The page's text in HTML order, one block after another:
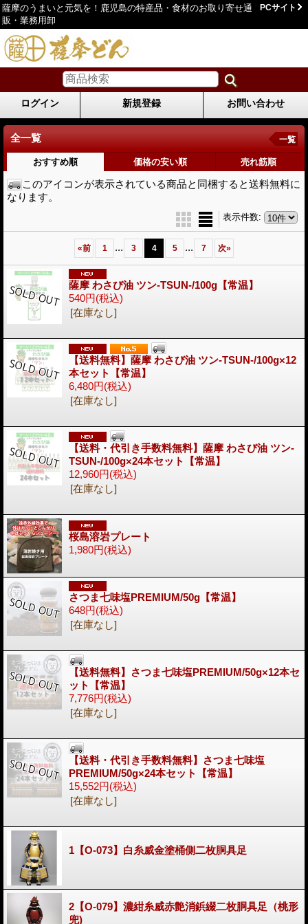
薩摩のうまいと元気を！鹿児島の特産品・食材のお取り寄せ通
販・業務用卸
PCサイト
ログイン 新規登録 お問い合わせ
全一覧 一覧
おすすめ順 価格の安い順 売れ筋順
このアイコンが表示されている商品と同梱すると送料無料に
なります。
表示件数:
«前 1 ... 3 4 5 ... 7 次»
薩摩 わさび油 ツン-TSUN-/100g【常温】
540円(税込)
[在庫なし]
【送料無料】薩摩 わさび油 ツン-TSUN-/100g×12
本セット【常温】
6,480円(税込)
[在庫なし]
【送料・代引き手数料無料】薩摩 わさび油 ツン-
TSUN-/100g×24本セット【常温】
12,960円(税込)
[在庫なし]
桜島溶岩プレート
1,980円(税込)
さつま七味塩PREMIUM/50g【常温】
648円(税込)
[在庫なし]
【送料無料】さつま七味塩PREMIUM/50g×12本セ
ット【常温】
7,776円(税込)
[在庫なし]
【送料・代引き手数料無料】さつま七味塩
PREMIUM/50g×24本セット【常温】
15,552円(税込)
[在庫なし]
1【O-073】白糸威金塗桶側二枚胴具足
2【O-079】濃紺糸威赤艶消鋲綴二枚胴具足（桃形
兜)